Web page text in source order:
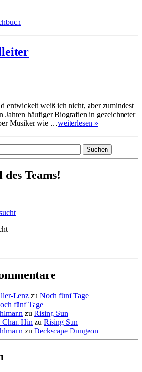
entwickelt weiß ich nicht, aber zumindest
Jahren häufiger Biografien in gezeichneter
Musiker wie …weiterlesen »
Teams!
Lenz zu Noch fünf Tage
fünf Tage
zu Rising Sun
Chan Hin zu Rising Sun
zu Deckscape Dungeon